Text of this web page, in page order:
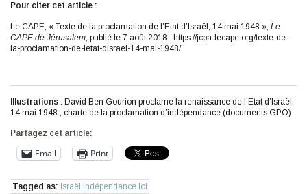
Pour citer cet article :
Le CAPE, « Texte de la proclamation de l’Etat d’Israël, 14 mai 1948 », Le
CAPE de Jérusalem, publié le 7 août 2018 : https://jcpa-lecape.org/texte-de-
la-proclamation-de-letat-disrael-14-mai-1948/
Illustrations : David Ben Gourion proclame la renaissance de l’Etat d’Israël,
14 mai 1948 ; charte de la proclamation d’indépendance (documents GPO)
Partagez cet article:
Email Print
Tagged as: Israël indépendance loi